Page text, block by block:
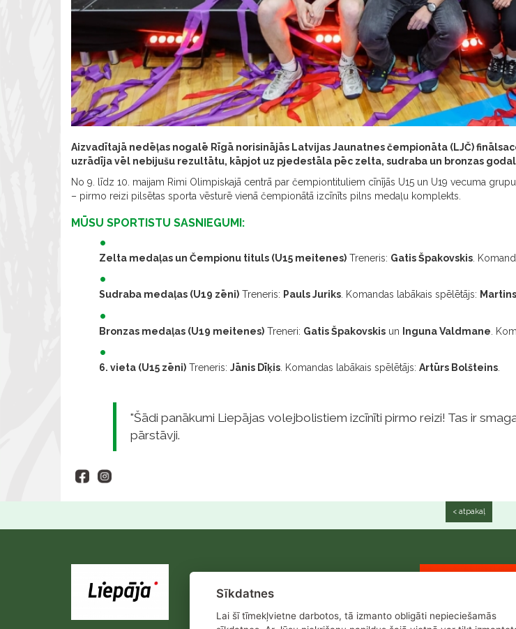
Aizvadītajā nedēļas nogalē Rīgā norisinājās Latvijas Jaunatnes čempionāta (LJČ)
uzrādīja vēl nebijušu rezultātu, kāpjot uz pjedestāla pēc zelta, sudraba un bronzas
No 9. līdz 10. maijam Rimi Olimpiskajā centrā par čempiontituliem cīnījās U15 un U19 vecuma
– pirmo reizi pilsētas sporta vēsturē vienā čempionātā izcīnīts pilns medaļu komplekts.
MŪSU SPORTISTU SASNIEGUMI:
Zelta medaļas un Čempionu tituls (U15 meitenes) Treneris: Gatis Špakovskis .
Sudraba medaļas (U19 zēni) Treneris: Pauls Juriks. Komandas labākais spēlētājs:
Bronzas medaļas (U19 meitenes) Treneri: Gatis Špakovskis un Inguna Valdmane .
6. vieta (U15 zēni) Treneris: Jānis Dīķis . Komandas labākais spēlētājs: Artūrs Bolšteins
"Šādi panākumi Liepājas volejbolistiem izcīnīti pirmo reizi! Tas ir
pārstāvji.
< atpakaļ
Sīkdatnes
Lai šī tīmekļvietne darbotos, tā izmanto obligāti nepieciešamās